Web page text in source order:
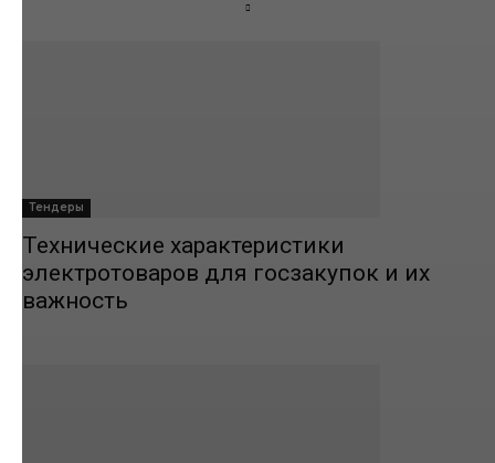
Тендеры
Технические характеристики
электротоваров для госзакупок и их
важность